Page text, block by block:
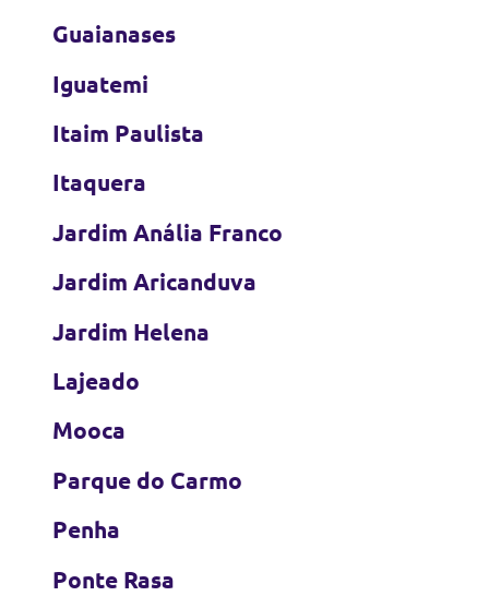
Guaianases
Iguatemi
Itaim Paulista
Itaquera
Jardim Anália Franco
Jardim Aricanduva
Jardim Helena
Lajeado
Mooca
Parque do Carmo
Penha
Ponte Rasa